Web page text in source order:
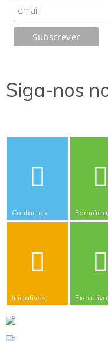
Siga-nos
Contactos
Iniciativas Executivo